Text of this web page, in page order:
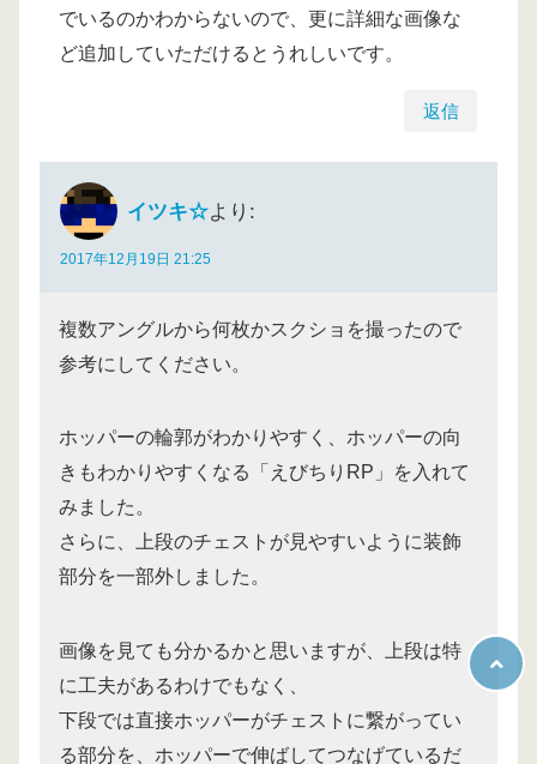
でいるのかわからないので、更に詳細な画像な
ど追加していただけるとうれしいです。
返信
イツキ☆より:
2017年12月19日 21:25
複数アングルから何枚かスクショを撮ったので
参考にしてください。
ホッパーの輪郭がわかりやすく、ホッパーの向
きもわかりやすくなる「えびちりRP」を入れて
みました。
さらに、上段のチェストが見やすいように装飾
部分を一部外しました。
画像を見ても分かるかと思いますが、上段は特
に工夫があるわけでもなく、
下段では直接ホッパーがチェストに繋がってい
る部分を、ホッパーで伸ばしてつなげているだ